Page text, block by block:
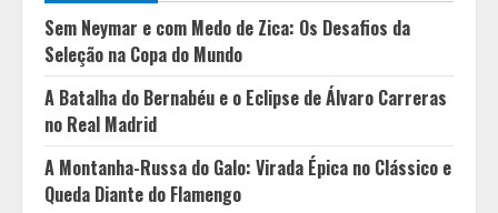
Sem Neymar e com Medo de Zica: Os Desafios da
Seleção na Copa do Mundo
A Batalha do Bernabéu e o Eclipse de Álvaro Carreras
no Real Madrid
A Montanha-Russa do Galo: Virada Épica no Clássico e
Queda Diante do Flamengo